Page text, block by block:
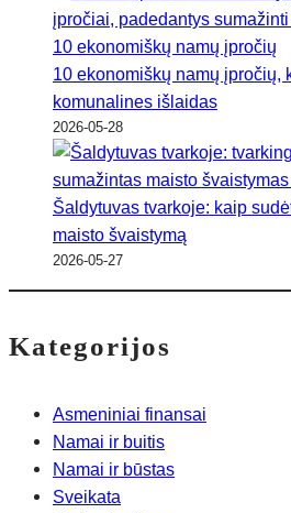
10 ekonomiškų namų įpročių,
komunalines išlaidas
2026-05-28
Šaldytuvas tvarkoje: kaip
maisto švaistymą
2026-05-27
Kategorijos
Asmeniniai finansai
Namai ir buitis
Namai ir būstas
Sveikata